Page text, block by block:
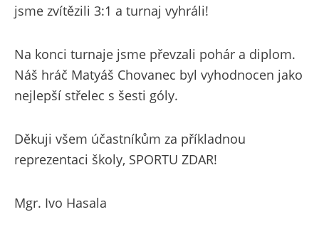
jsme zvítězili 3:1 a turnaj vyhráli!
Na konci turnaje jsme převzali pohár a diplom.
Náš hráč Matyáš Chovanec byl vyhodnocen jako
nejlepší střelec s šesti góly.
Děkuji všem účastníkům za příkladnou
reprezentaci školy, SPORTU ZDAR!
Mgr. Ivo Hasala